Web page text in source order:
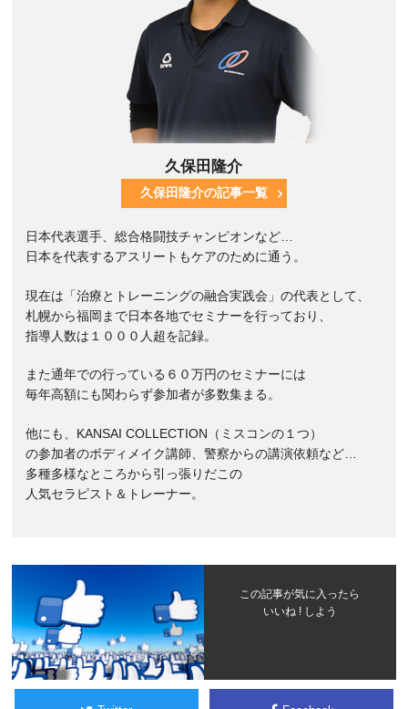
久保田隆介
久保田隆介の記事一覧
日本代表選手、総合格闘技チャンピオンなど…
日本を代表するアスリートもケアのために通う。
現在は「治療とトレーニングの融合実践会」の代表として、
札幌から福岡まで日本各地でセミナーを行っており、
指導人数は１０００人超を記録。
また通年での行っている６０万円のセミナーには
毎年高額にも関わらず参加者が多数集まる。
他にも、KANSAI COLLECTION（ミスコンの１つ）
の参加者のボディメイク講師、警察からの講演依頼など…
多種多様なところから引っ張りだこの
人気セラピスト＆トレーナー。
この記事が気に入ったら
いいね ! しよう